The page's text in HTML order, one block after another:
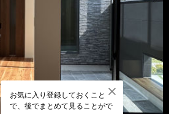
お気に入り登録しておくこと
で、後でまとめて見ることがで